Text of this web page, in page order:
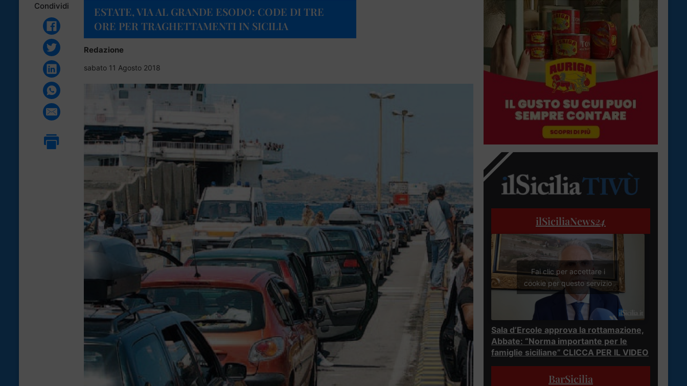
Condividi
ESTATE, VIA AL GRANDE ESODO: CODE DI TRE
ORE PER TRAGHETTAMENTI IN SICILIA
Redazione
sabato 11 Agosto 2018
ilSiciliaNews24
Fai clic per accettare i
cookie per questo servizio
Sala d’Ercole approva la rottamazione,
Abbate: “Norma importante per le
famiglie siciliane” CLICCA PER IL VIDEO
BarSicilia